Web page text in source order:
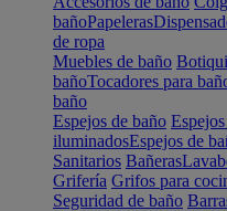
bañoPapeleras
de ropa
Muebles de baño
bañoTocadores para
baño
Espejos de baño
iluminadosEspejos de
Sanitarios Bañeras
Grifería Grifos para
Seguridad de baño